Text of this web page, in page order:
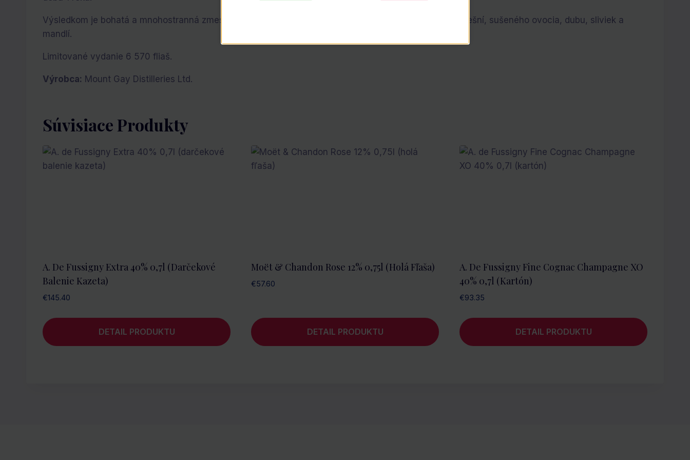
Výsledkom je bohatá a mnohostranná zmes s vôňou vanilky, karamelu a mandlí. Chuť oplýva tónmi čerešní, sušeného ovocia, dubu, sliviek a
mandlí.
Limitované vydanie 6 570 fliaš.
Výrobca: Mount Gay Distilleries Ltd.
Súvisiace Produkty
A. De Fussigny Extra 40% 0,7l (darčekové
Balenie Kazeta)
€145.40
DETAIL PRODUKTU
Moët & Chandon Rose 12% 0,75l (holá Fľaša)
€57.60
DETAIL PRODUKTU
A. De Fussigny Fine Cognac Champagne XO
40% 0,7l (kartón)
€93.35
DETAIL PRODUKTU